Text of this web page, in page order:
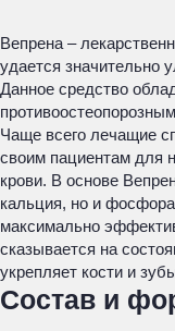
Вепрена –
удается значительно
Данное средство
Чаще всего лечащие
своим пациентам для
крови. В основе
кальция, но и
максимально
сказывается на
укрепляет кости и
Состав и